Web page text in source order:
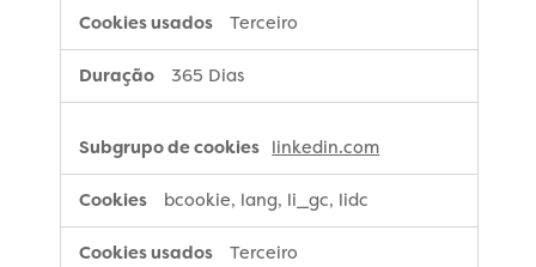
Terceiro
365 Dias
linkedin.com
bcookie, lang, li_gc, lidc
Terceiro